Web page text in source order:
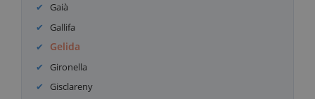
Gaià
Gallifa
Gelida
Gironella
Gisclareny